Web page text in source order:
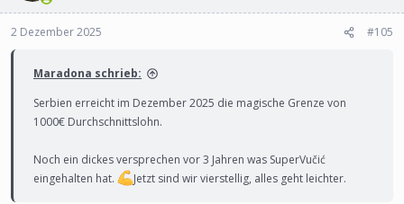
2 Dezember 2025 #105
Maradona schrieb:
Serbien erreicht im Dezember 2025 die magische Grenze von
1000€ Durchschnittslohn.
Noch ein dickes versprechen vor 3 Jahren was SuperVučić
eingehalten hat.
Jetzt sind wir vierstellig, alles geht leichter.